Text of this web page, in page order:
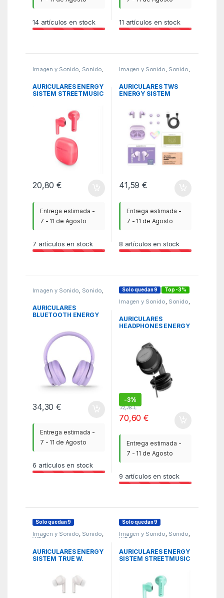
14artículos en stock 11 artículos en stock
Imagen y Sonido Sonido
WBR
AURICULARES ENERGY
SISTEM STREETMUSIC
20,80€
Entrega estimada -
7 - 11 de Agosto
7 artículos en stock
Imagen y Sonido Sonido
WBR
AURICULARES TWS
ENERGY SISTEM
41,59€
Entrega estimada -
7 - 11 de Agosto
8 artículos en stock
Imagen y Sonido, Sonido,
AURICULARES
BLUETOOTH ENERGY
34,30€
Entrega estimada -
7 - 11 de Agosto
6 artículos en stock
Solo quedan 9 Top -3%
Imagen y Sonido, Sonido,
AURICULARES
HEADPHONES ENERGY
-3%
72,78€
70,60€
Entrega estimada -
7 - 11 de Agosto
9 artículos en stock
Solo quedan 9
Imagen y Sonido, Sonido,
WBR
AURICULARES ENERGY
SISTEM TRUE W.
Solo quedan 9
Imagen y Sonido, Sonido,
WBR
AURICULARES ENERGY
SISTEM STREETMUSIC